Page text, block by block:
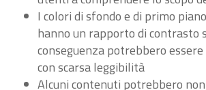
I colori di sfondo e di primo
hanno un rapporto di contrasto
conseguenza potrebbero
con scarsa leggibilità
Alcuni contenuti potrebbero